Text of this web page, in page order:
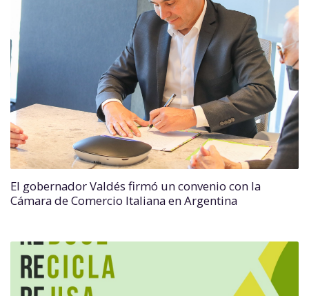
El gobernador Valdés firmó un convenio con la
Cámara de Comercio Italiana en Argentina